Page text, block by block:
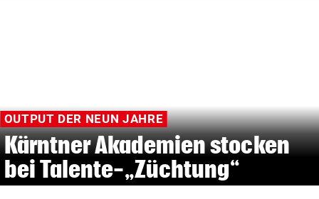
OUTPUT DER NEUN JAHRE
Kärntner Akademien stocken
bei Talente-„Züchtung“